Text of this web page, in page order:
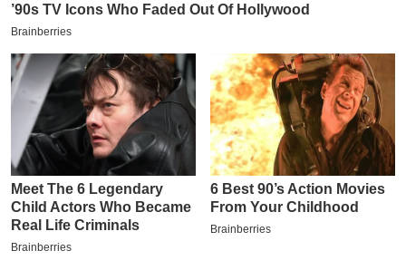
पे
प
र
मि
ल
बे
मि
सा
ल